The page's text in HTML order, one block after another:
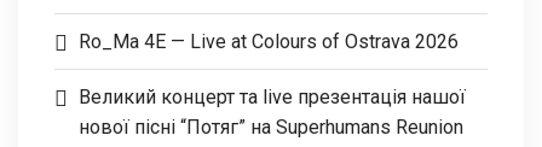
Ro_Ma 4E — Live at Colours of Ostrava 2026
Великий концерт та live презентація нашої
нової пісні “Потяг” на Superhumans Reunion